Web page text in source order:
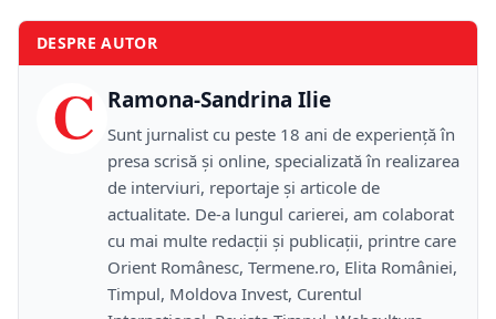
DESPRE AUTOR
C Ramona-Sandrina Ilie
Sunt jurnalist cu peste 18 ani de experiență în
presa scrisă și online, specializată în realizarea
de interviuri, reportaje și articole de
actualitate. De-a lungul carierei, am colaborat
cu mai multe redacții și publicații, printre care
Orient Românesc, Termene.ro, Elita României,
Timpul, Moldova Invest, Curentul